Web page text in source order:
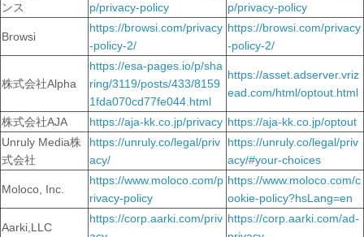
ンス
p/privacy-policy
p/privacy-policy
Browsi
https://browsi.com/privacy
-policy-2/
https://browsi.com/privacy
-policy-2/
株式会社Alpha
https://esa-pages.io/p/sha
ring/3119/posts/433/8159
1fda070cd77fe044.html
https://asset.adserver.vriz
ead.com/html/optout.html
株式会社AJA https://aja-kk.co.jp/privacy https://aja-kk.co.jp/optout
Unruly Media株
式会社
https://unruly.co/legal/priv
acy/
https://unruly.co/legal/priv
acy/#your-choices
Moloco, Inc.
https://www.moloco.com/p
rivacy-policy
https://www.moloco.com/c
ookie-policy?hsLang=en
Aarki,LLC
https://corp.aarki.com/priv https://corp.aarki.com/ad-